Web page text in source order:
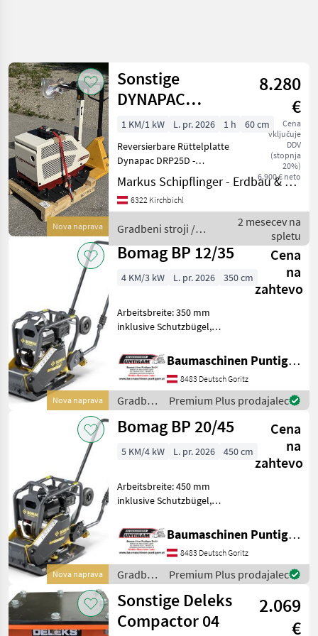
Nova naprava
Sonstige
DYNAPAC
DRP25D
8.280
€
Cena
vključuje
DDV
(stopnja
20%)
6.900 € neto
1 KM/1 kW L. pr. 2026 1 h
60 cm
Reversierbare Rüttelplatte
Dynapac DRP25D -
Elektrostart -
Betriebsstundenzähler -
Transportrollen-Set als
Neugerät 2026 auf Lager,
pro
Markus Schipflinger - Erdbau & Transporte
6322 Kirchbichl
Gradbeni stroji /
Sonstige
2 mesecev na
spletu
Nova naprava
Bomag BP 12/35
Cena
na
zahtevo
4 KM/3 kW L. pr. 2026 350 cm
Arbeitsbreite: 350 mm
inklusive Schutzbügel,
Kunststoffmatte optional
gegen Aufpreis verfügbar
Referenznummer: 19437
Baumaschinen Puntigam
Gmb
Baumaschinen Puntigam GmbH
8483 Deutsch Goritz
Gradbeni
stroji /
Bomag
Premium Plus prodajalec
Nova naprava
Bomag BP 20/45
Cena
na
zahtevo
5 KM/4 kW L. pr. 2026 450 cm
Arbeitsbreite: 450 mm
inklusive Schutzbügel,
Kunststoffmatte optional
gegen Aufpreis verfügbar
Referenznummer: 19440
Baumaschinen Puntigam
Gmb
Baumaschinen Puntigam GmbH
8483 Deutsch Goritz
Gradbeni
stroji /
Bomag
Premium Plus prodajalec
Sonstige Deleks
Compactor 04
2.069
€